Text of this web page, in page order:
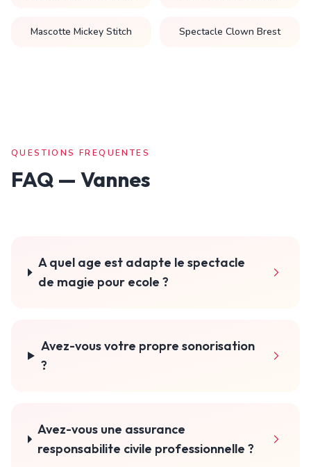
Mascotte Mickey Stitch Spectacle Clown Brest
QUESTIONS FREQUENTES
FAQ — Vannes
A quel age est adapte le spectacle
de magie pour ecole ?
Avez-vous votre propre sonorisation
?
Avez-vous une assurance
responsabilite civile professionnelle ?